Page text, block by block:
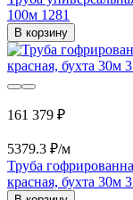
100м 1281
В корзину
161 379 ₽
5379.3 ₽/м
Труба
красная, бухта 30м